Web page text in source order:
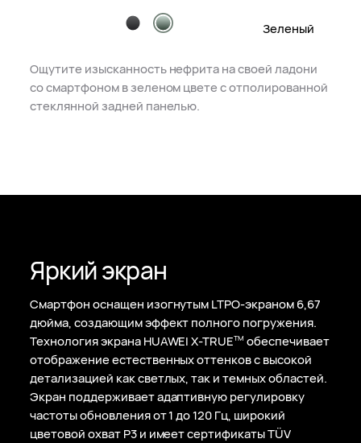
Зеленый
Ощутите изысканность нефрита на своей ладони
со смартфоном в зеленом цвете с отполированной
стеклянной задней панелью.
Яркий экран
Смартфон оснащен изогнутым LTPO-экраном 6,67
дюйма, создающим эффект полного погружения.
Технология экрана HUAWEI X-TRUETM обеспечивает
отображение естественных оттенков с высокой
детализацией как светлых, так и темных областей.
Экран поддерживает адаптивную регулировку
частоты обновления от 1 до 120 Гц, широкий
цветовой охват P3 и имеет сертификаты TÜV